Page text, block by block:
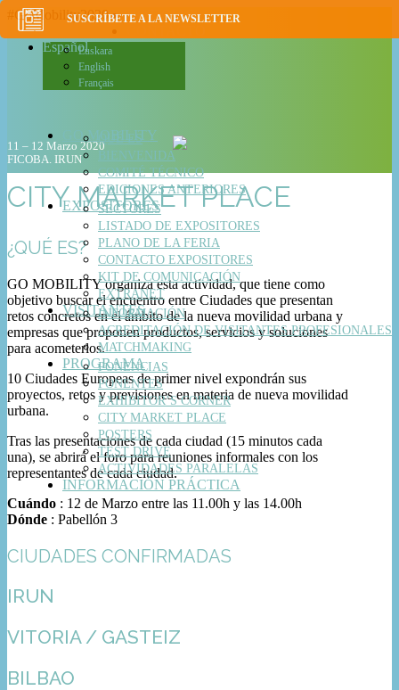
#GoMobility2020
NOTICIAS
EspañolEuskara
English
Français
SUSCRÍBETE A LA NEWSLETTER
11 – 12 Marzo 2020
FICOBA. IRUN
GO MOBILITY
QUÉ ES
BIENVENIDA
COMITÉ TÉCNICO
EDICIONES ANTERIORES
EXPOSITORES
SECTORES
LISTADO DE EXPOSITORES
PLANO DE LA FERIA
CONTACTO EXPOSITORES
KIT DE COMUNICACIÓN
EXTRANET
VISITANTES
INFORMACIÓN
ACREDITACIÓN DE VISITANTES PROFESIONALES
MATCHMAKING
PROGRAMA
PONENCIAS
PONENTES
EXHIBITOR’S CORNER
CITY MARKET PLACE
POSTERS
TEST DRIVE
ACTIVIDADES PARALELAS
INFORMACIÓN PRÁCTICA
CITY MARKET PLACE
¿QUÉ ES?
GO MOBILITY organiza esta actividad, que tiene como
objetivo buscar el encuentro entre Ciudades que presentan
retos concretos en el ámbito de la nueva movilidad urbana y
empresas que proponen productos, servicios y soluciones
para acometerlos.
10 Ciudades Europeas de primer nivel expondrán sus
proyectos, retos y previsiones en materia de nueva movilidad
urbana.
Tras las presentaciones de cada ciudad (15 minutos cada
una), se abrirá el foro para reuniones informales con los
representantes de cada ciudad.
Cuándo : 12 de Marzo entre las 11.00h y las 14.00h
Dónde : Pabellón 3
CIUDADES CONFIRMADAS
IRUN
VITORIA / GASTEIZ
BILBAO